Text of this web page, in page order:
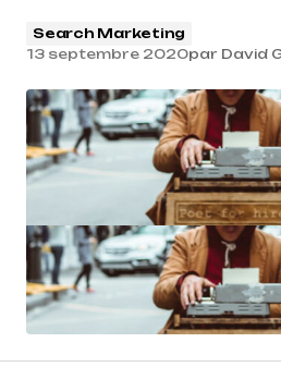
Search Marketing
13 septembre 2020par David